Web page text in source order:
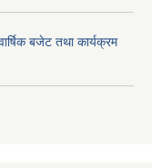
बजेट तथा कार्यक्रम